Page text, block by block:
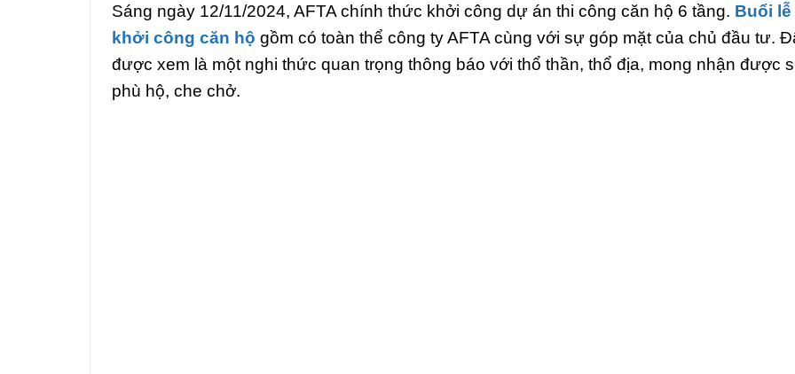
Sáng ngày 12/11/2024, AFTA chính thức khởi công dự án thi công căn hộ 6 tầng. Buổi lễ
khởi công căn hộ gồm có toàn thể công ty AFTA cùng với sự góp mặt của chủ đầu tư.
được xem là một nghi thức quan trọng thông báo với thổ thần, thổ địa, mong nhận được
phù hộ, che chở.